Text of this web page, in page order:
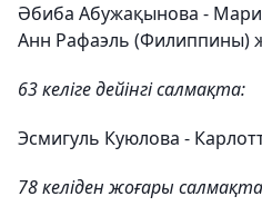
Әбиба Абужақынова -
Анн Рафаэль (Филиппины)
63 келіге дейінгі салмақта:
Эсмигуль Куюлова -
78 келіден жоғары